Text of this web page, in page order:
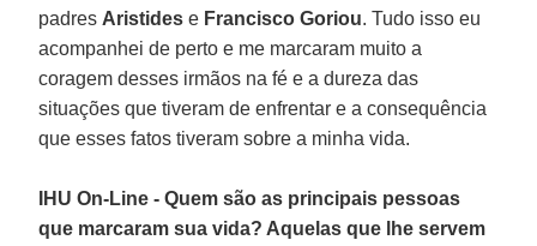
padres Aristides e Francisco Goriou. Tudo isso eu
acompanhei de perto e me marcaram muito a
coragem desses irmãos na fé e a dureza das
situações que tiveram de enfrentar e a consequência
que esses fatos tiveram sobre a minha vida.
IHU On-Line - Quem são as principais pessoas
que marcaram sua vida? Aquelas que lhe servem